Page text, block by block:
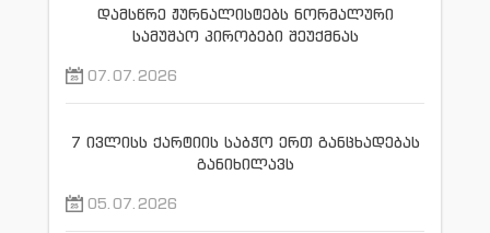
დამსწრე ჟურნალისტებს ნორმალური
სამუშაო პირობები შეუქმნას
07.07.2026
7 ივლისს ქარტიის საბჭო ერთ განცხადებას
განიხილავს
05.07.2026